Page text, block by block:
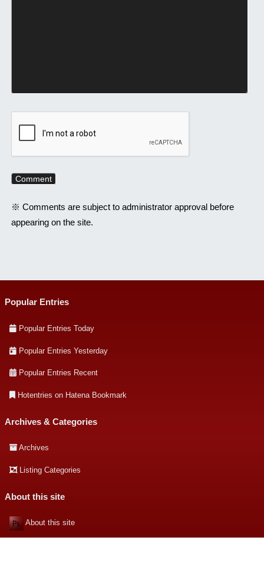
※ Comments are subject to administrator approval before
appearing on the site.
Popular Entries
Popular Entries Today
Popular Entries Yesterday
Popular Entries Recent
Hotentries on Hatena Bookmark
Archives & Categories
Archives
Listing Categories
About this site
About this site